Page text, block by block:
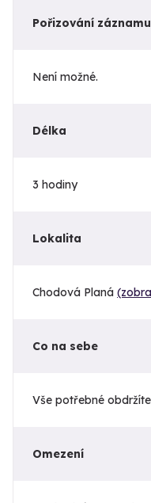
Pořizování záznamu
Není možné.
Délka
3 hodiny
Lokalita
Chodová Planá
Co na sebe
Vše potřebné
Omezení